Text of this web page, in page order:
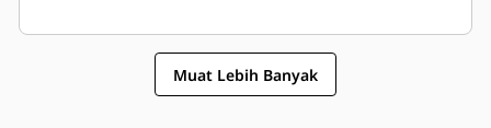
Muat Lebih Banyak